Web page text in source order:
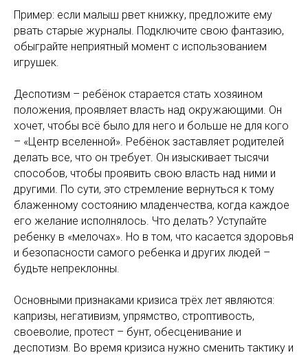
Пример: если малыш рвет книжку, предложите ему
рвать старые журналы. Подключите свою фантазию,
обыграйте неприятный момент с использованием
игрушек.
Деспотизм – ребёнок старается стать хозяином
положения, проявляет власть над окружающими. Он
хочет, чтобы всё было для него и больше не для кого
– «Центр вселенной». Ребёнок заставляет родителей
делать все, что он требует. Он изыскивает тысячи
способов, чтобы проявить свою власть над ними и
другими. По сути, это стремление вернуться к тому
блаженному состоянию младенчества, когда каждое
его желание исполнялось. Что делать? Уступайте
ребенку в «мелочах». Но в том, что касается здоровья
и безопасности самого ребенка и других людей –
будьте непреклонны.
Основными признаками кризиса трёх лет являются:
капризы, негативизм, упрямство, строптивость,
своеволие, протест – бунт, обесценивание и
деспотизм. Во время кризиса нужно сменить тактику и